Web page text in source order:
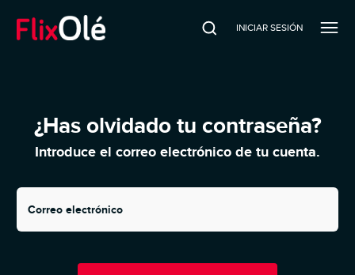
INICIAR SESIÓN
¿Has olvidado tu contraseña?
Introduce el correo electrónico de tu cuenta.
Correo electrónico